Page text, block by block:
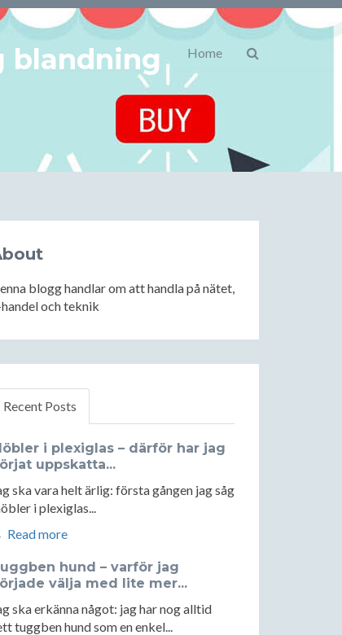
blandning Home
blogg handlar om att handla på nätet,
och teknik
Recent Posts
i plexiglas – därför har jag
uppskatta...
ska vara helt ärlig: första gången jag såg
i plexiglas...
Read more
hund – varför jag
välja med lite mer...
ska erkänna något: jag har nog alltid
tuggben hund som en enkel...